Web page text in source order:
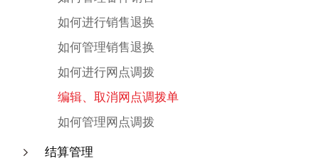
如何进行销售退换
如何管理销售退换
如何进行网点调拨
编辑、取消网点调拨单
如何管理网点调拨
结算管理